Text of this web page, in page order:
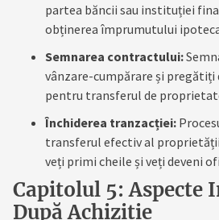
partea băncii sau instituției
obținerea împrumutului
Semnarea contractului:
vânzare-cumpărare și pregătiți
pentru transferul de
Închiderea tranzacției:
transferul efectiv al
veți primi cheile și veți deveni
Capitolul 5: Aspecte
După Achiziție